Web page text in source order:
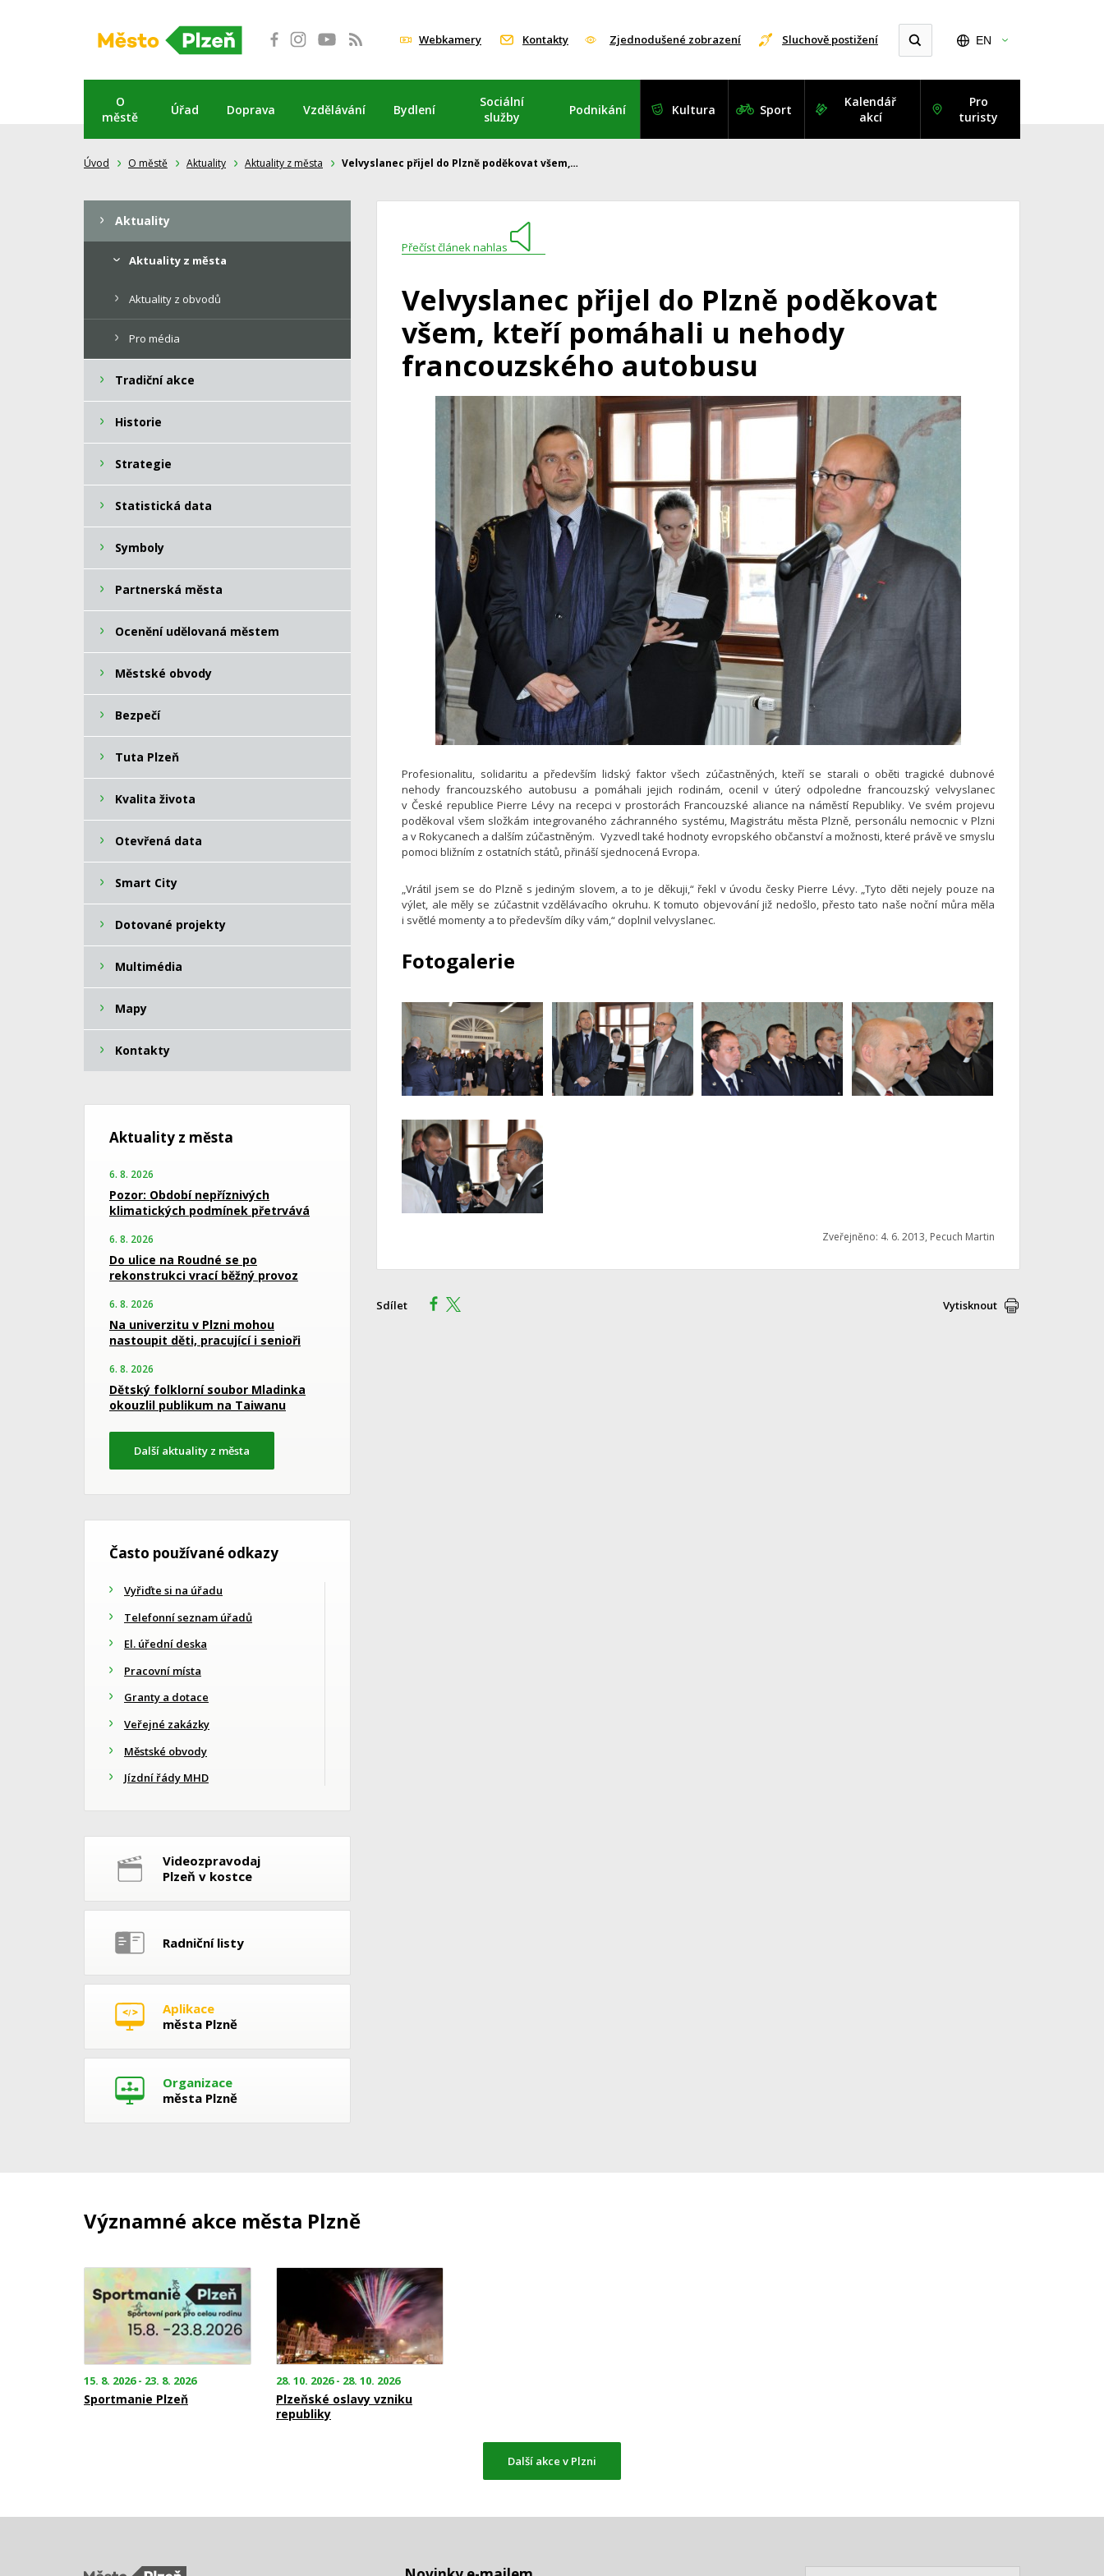
Webkamery Kontakty Zjednodušené zobrazení Sluchově postižení EN
O
městě
Úřad Doprava Vzdělávání Bydlení
Sociální
služby
Podnikání Kultura Sport
Kalendář
akcí
Pro
turisty
Úvod O městě Aktuality Aktuality z města Velvyslanec přijel do Plzně poděkovat všem,…
Přečíst článek nahlas
Velvyslanec přijel do Plzně poděkovat
všem, kteří pomáhali u nehody
francouzského autobusu
Profesionalitu, solidaritu a především lidský faktor všech zúčastněných, kteří se starali o oběti tragické dubnové
nehody francouzského autobusu a pomáhali jejich rodinám, ocenil v úterý odpoledne francouzský velvyslanec
v České republice Pierre Lévy na recepci v prostorách Francouzské aliance na náměstí Republiky. Ve svém projevu
poděkoval všem složkám integrovaného záchranného systému, Magistrátu města Plzně, personálu nemocnic v Plzni
a v Rokycanech a dalším zúčastněným. Vyzvedl také hodnoty evropského občanství a možnosti, které právě ve smyslu
pomoci bližním z ostatních států, přináší sjednocená Evropa.
„Vrátil jsem se do Plzně s jediným slovem, a to je děkuji,“ řekl v úvodu česky Pierre Lévy. „Tyto děti nejely pouze na
výlet, ale měly se zúčastnit vzdělávacího okruhu. K tomuto objevování již nedošlo, přesto tato naše noční můra měla
i světlé momenty a to především díky vám,“ doplnil velvyslanec.
Fotogalerie
Zveřejněno: 4. 6. 2013, Pecuch Martin
Sdílet Vytisknout
Aktuality
Aktuality z města
Aktuality z obvodů
Pro média
Tradiční akce
Historie
Strategie
Statistická data
Symboly
Partnerská města
Ocenění udělovaná městem
Městské obvody
Bezpečí
Tuta Plzeň
Kvalita života
Otevřená data
Smart City
Dotované projekty
Multimédia
Mapy
Kontakty
Aktuality z města
6. 8. 2026
Pozor: Období nepříznivých
klimatických podmínek přetrvává
6. 8. 2026
Do ulice na Roudné se po
rekonstrukci vrací běžný provoz
6. 8. 2026
Na univerzitu v Plzni mohou
nastoupit děti, pracující i senioři
6. 8. 2026
Dětský folklorní soubor Mladinka
okouzlil publikum na Taiwanu
Další aktuality z města
Často používané odkazy
Vyřiďte si na úřadu
Telefonní seznam úřadů
El. úřední deska
Pracovní místa
Granty a dotace
Veřejné zakázky
Městské obvody
Jízdní řády MHD
Videozpravodaj
Plzeň v kostce
Radniční listy
Aplikace
města Plzně
Organizace
města Plzně
Významné akce města Plzně
15. 8. 2026 - 23. 8. 2026
Sportmanie Plzeň
28. 10. 2026 - 28. 10. 2026
Plzeňské oslavy vzniku
republiky
Další akce v Plzni